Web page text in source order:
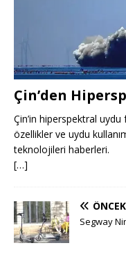
Çin’den
Çin’in hiperspektral uydu
özellikler ve uydu
teknolojileri haberleri.
[…]
Segway